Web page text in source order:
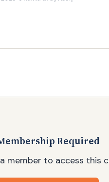
Required
member to access this